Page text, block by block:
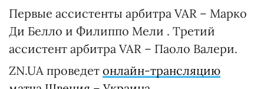
Первые ассистенты арбитра VAR – Марко
Ди Белло и Филиппо Мели . Третий
ассистент арбитра VAR – Паоло Валери.
ZN.UA проведет онлайн-трансляцию